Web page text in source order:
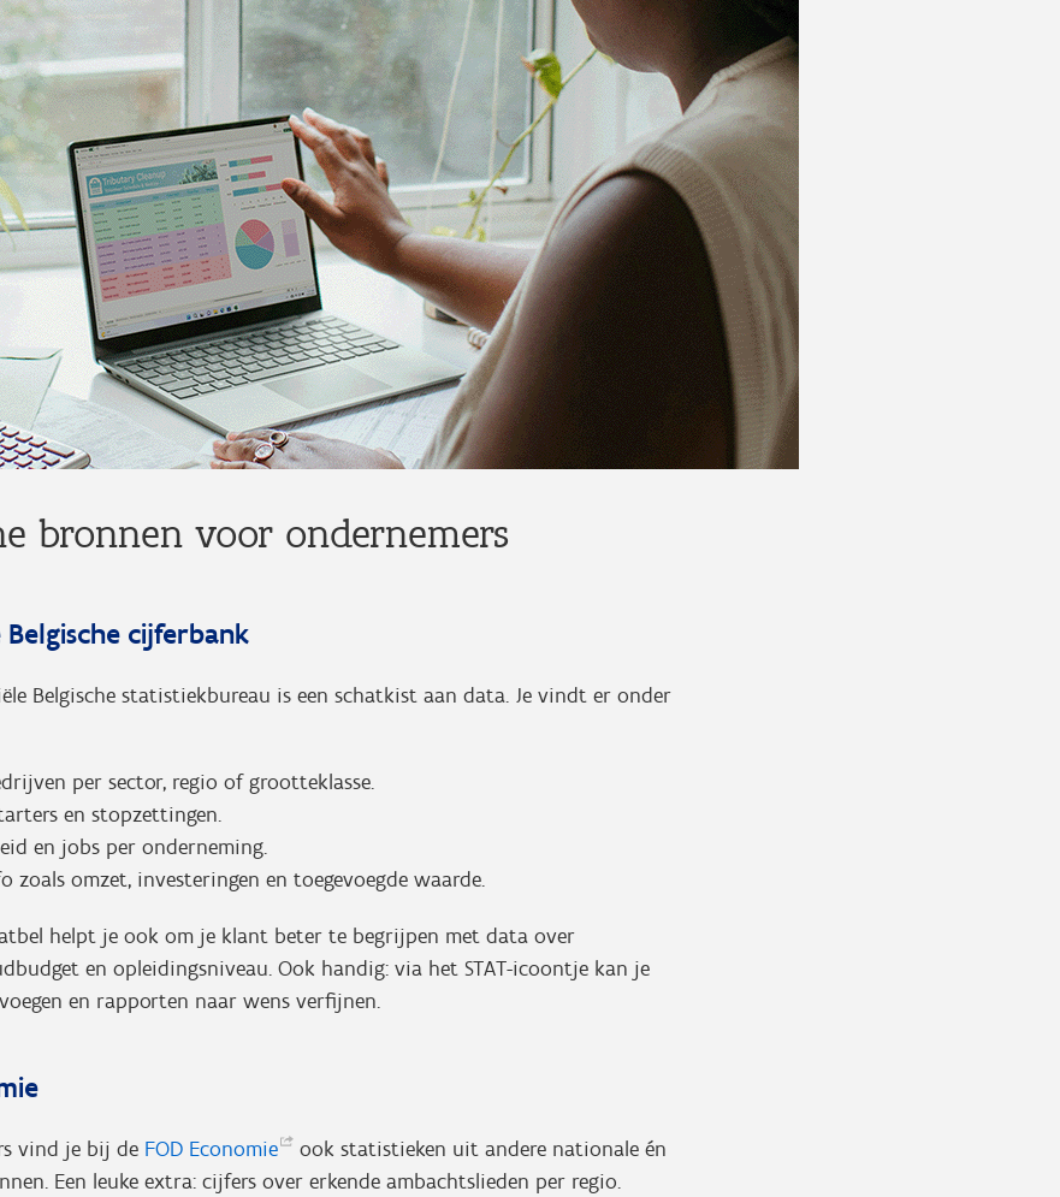
bronnen voor ondernemers
Belgische cijferbank
Belgische statistiekbureau is een schatkist aan data. Je vindt er onder
per sector, regio of grootteklasse.
en stopzettingen.
en jobs per onderneming.
zoals omzet, investeringen en toegevoegde waarde.
helpt je ook om je klant beter te begrijpen met data over
en opleidingsniveau. Ook handig: via het STAT-icoontje kan je
en rapporten naar wens verfijnen.
vind je bij de FOD Economie
ook statistieken uit andere nationale én
Een leuke extra: cijfers over erkende ambachtslieden per regio.